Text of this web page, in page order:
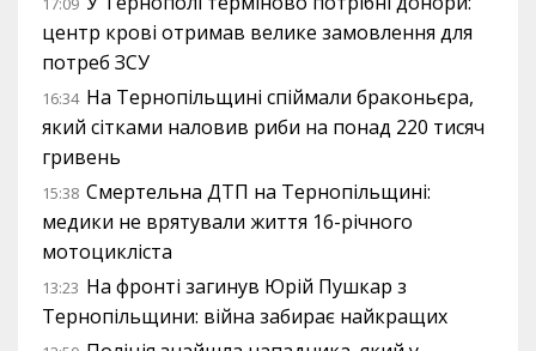
центр крові отримав велике замовлення для
потреб ЗСУ
16:34 На Тернопільщині спіймали браконьєра,
який сітками наловив риби на понад 220 тисяч
гривень
15:38 Смертельна ДТП на Тернопільщині:
медики не врятували життя 16-річного
мотоцикліста
13:23 На фронті загинув Юрій Пушкар з
Тернопільщини: війна забирає найкращих